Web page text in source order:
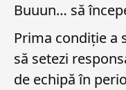
Buuun… să
Prima condiție a
să setezi
de echipă în